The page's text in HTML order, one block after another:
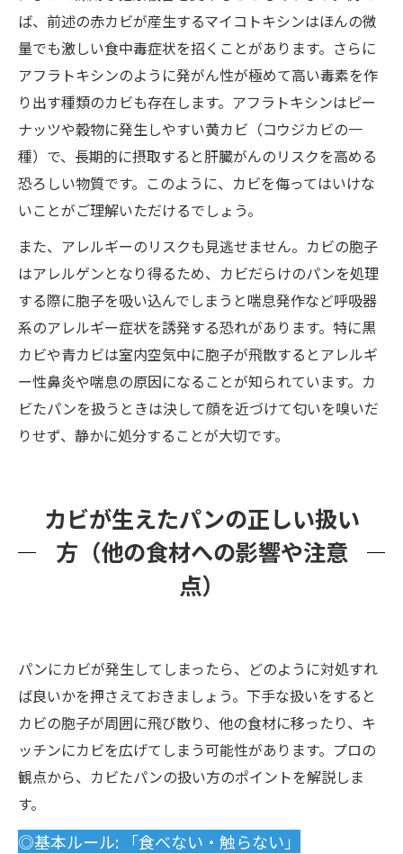
ば、前述の赤カビが産生するマイコトキシンはほんの微
量でも激しい食中毒症状を招くことがあります。さらに
アフラトキシンのように発がん性が極めて高い毒素を作
り出す種類のカビも存在します。アフラトキシンはピー
ナッツや穀物に発生しやすい黄カビ（コウジカビの一
種）で、長期的に摂取すると肝臓がんのリスクを高める
恐ろしい物質です。このように、カビを侮ってはいけな
いことがご理解いただけるでしょう。
また、アレルギーのリスクも見逃せません。カビの胞子
はアレルゲンとなり得るため、カビだらけのパンを処理
する際に胞子を吸い込んでしまうと喘息発作など呼吸器
系のアレルギー症状を誘発する恐れがあります。特に黒
カビや青カビは室内空気中に胞子が飛散するとアレルギ
ー性鼻炎や喘息の原因になることが知られています。カ
ビたパンを扱うときは決して顔を近づけて匂いを嗅いだ
りせず、静かに処分することが大切です。
カビが生えたパンの正しい扱い
方（他の食材への影響や注意
点）
パンにカビが発生してしまったら、どのように対処すれ
ば良いかを押さえておきましょう。下手な扱いをすると
カビの胞子が周囲に飛び散り、他の食材に移ったり、キ
ッチンにカビを広げてしまう可能性があります。プロの
観点から、カビたパンの扱い方のポイントを解説しま
す。
◎基本ルール: 「食べない・触らない」